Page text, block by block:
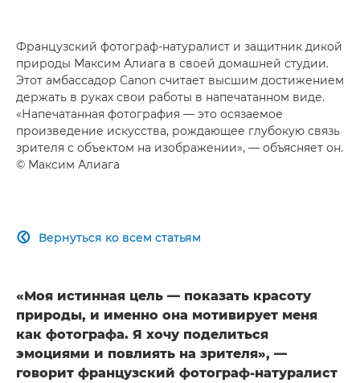
Французский фотограф-натуралист и защитник дикой
природы Максим Алиага в своей домашней студии.
Этот амбассадор Canon считает высшим достижением
держать в руках свои работы в напечатанном виде.
«Напечатанная фотография — это осязаемое
произведение искусства, рождающее глубокую связь
зрителя с объектом на изображении», — объясняет он.
© Максим Алиага
Вернуться ко всем статьям

«Моя истинная цель — показать красоту
природы, и именно она мотивирует меня
как фотографа. Я хочу поделиться
эмоциями и повлиять на зрителя», —
говорит французский фотограф-натуралист